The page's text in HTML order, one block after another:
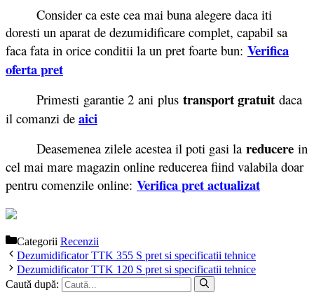
Consider ca este cea mai buna alegere daca iti
doresti un aparat de dezumidificare complet, capabil sa
faca fata in orice conditii la un pret foarte bun: Verifica
oferta pret
Primesti garantie 2 ani plus transport gratuit daca
il comanzi de aici
Deasemenea zilele acestea il poti gasi la reducere in
cel mai mare magazin online reducerea fiind valabila doar
pentru comenzile online: Verifica pret actualizat
Categorii Recenzii
Dezumidificator TTK 355 S pret si specificatii tehnice
Dezumidificator TTK 120 S pret si specificatii tehnice
Caută după: